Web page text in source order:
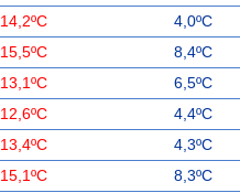
14,2ºC 4,0ºC
15,5ºC 8,4ºC
13,1ºC 6,5ºC
12,6ºC 4,4ºC
13,4ºC 4,3ºC
15,1ºC 8,3ºC